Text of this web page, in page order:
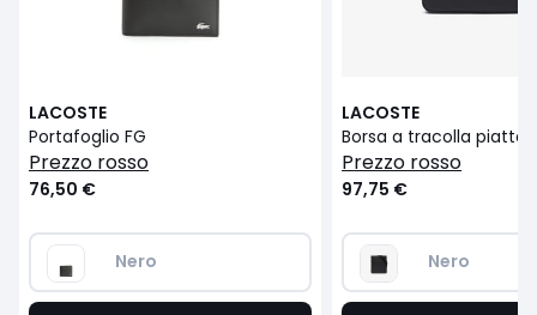
LACOSTE
Portafoglio FG
prezzo rosso
76,50 €
Nero
LACOSTE
prezzo rosso
97,75 €
Nero